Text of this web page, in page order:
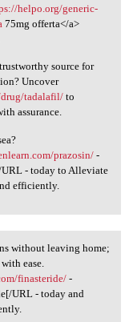
helpo.org/generic-
75mg offerta</a>
source for
Uncover
tadalafil/to
assurance.
prazosin/-
- today to Alleviate
efficiently.
without leaving home;
ease.
finasteride/-
URL - today and